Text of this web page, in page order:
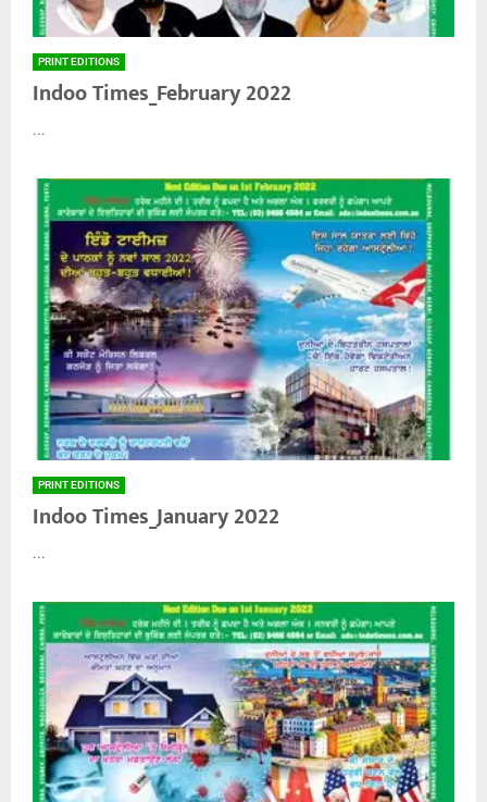
PRINT EDITIONS
Indoo Times_February 2022
...
PRINT EDITIONS
Indoo Times_January 2022
...